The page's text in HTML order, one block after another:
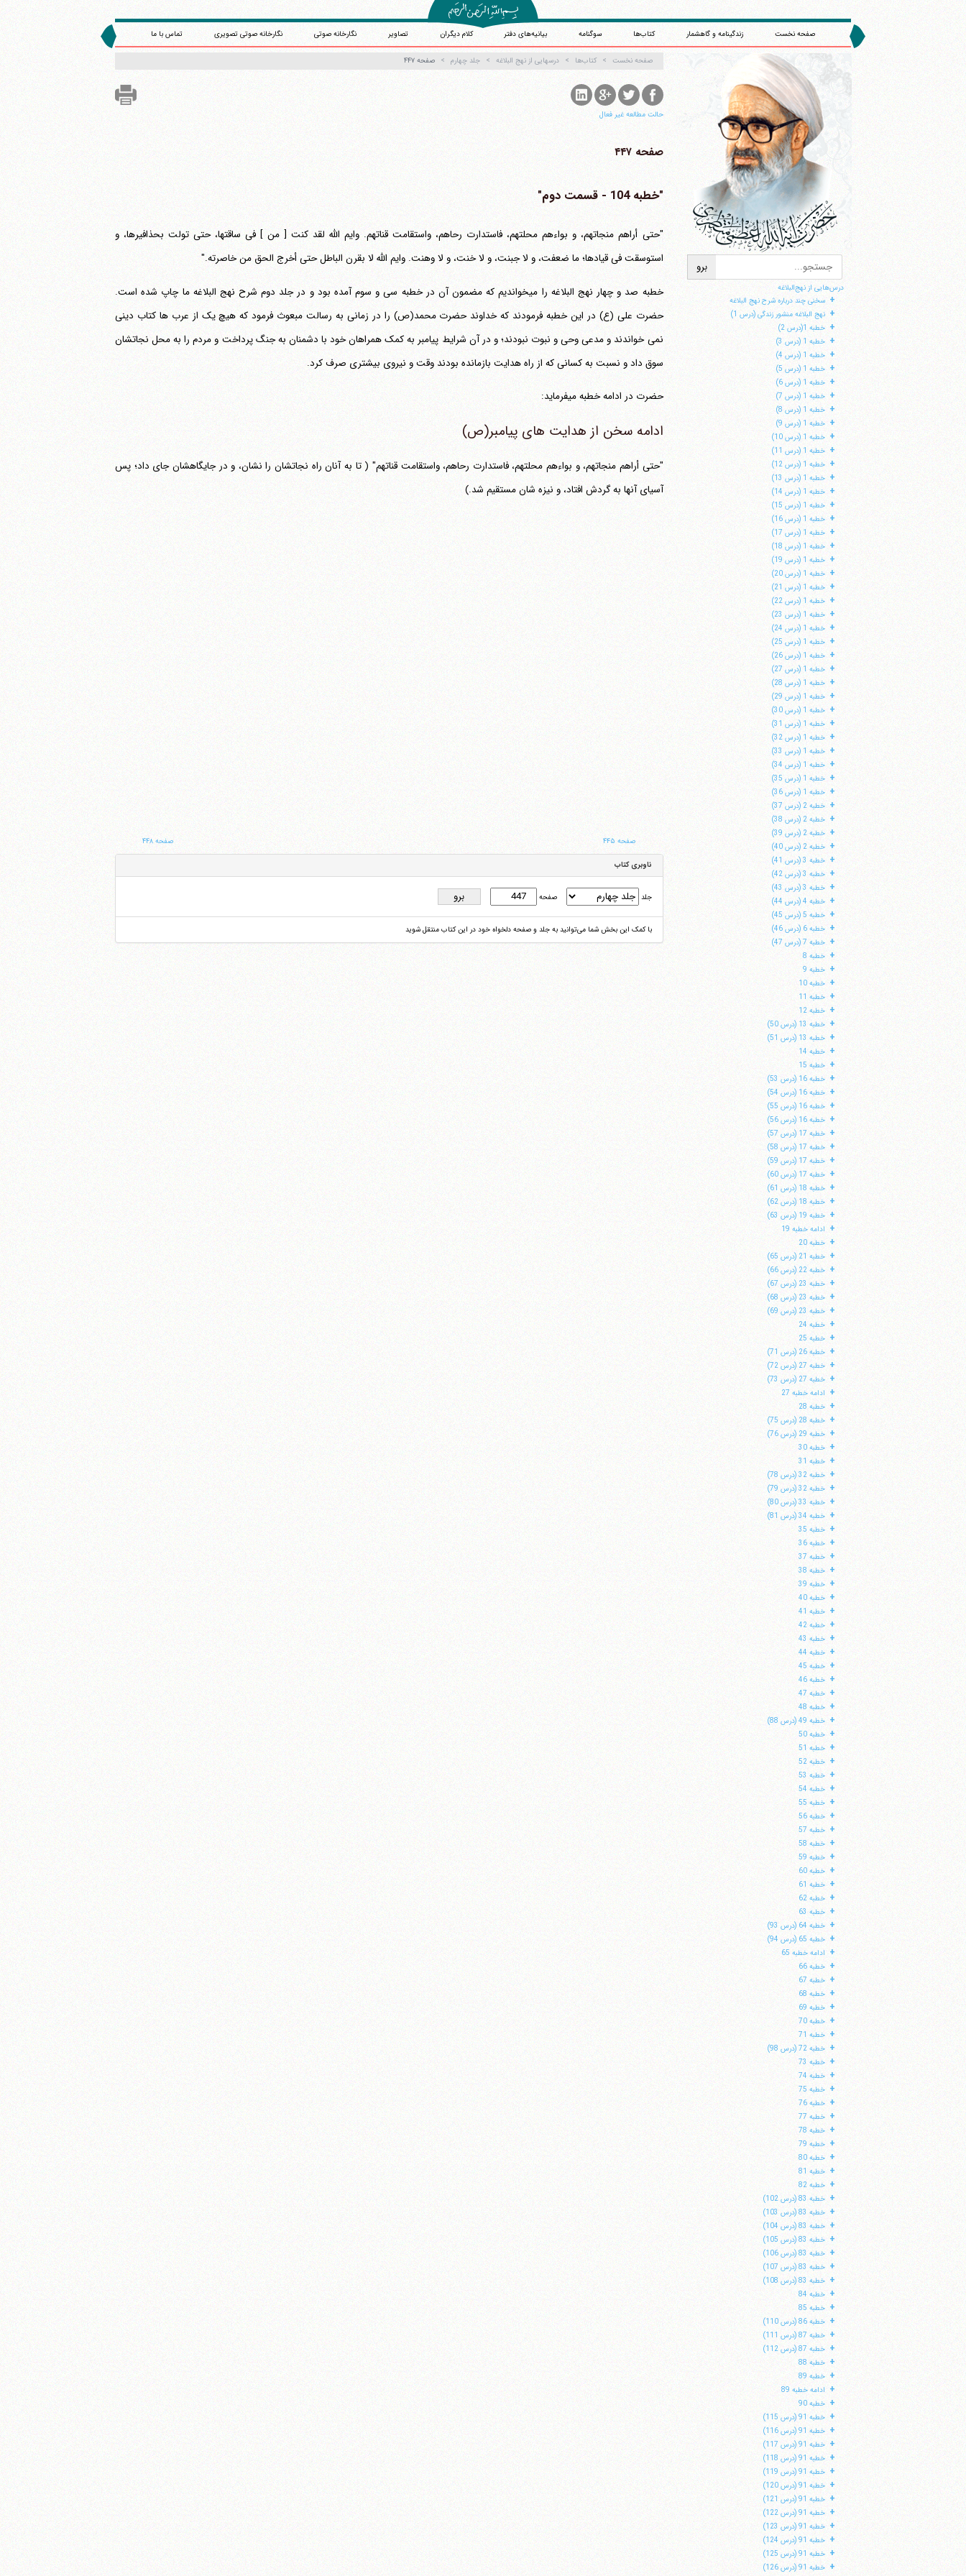
صفحه نخست زندگینامه و گاهشمار کتاب‌ها سوگنامه بیانیه‌های دفتر کلام دیگران تصاویر نگارخانه صوتی نگارخانه صوتی تصویری تماس با ما
درس‌هایی از نهج‌البلاغه
+ سخنی چند درباره شرح نهج البلاغه
+ نهج البلاغه منشور زندگی (درس 1)
+ خطبه 1(درس 2)
+ خطبه 1 (درس 3)
+ خطبه 1 (درس 4)
+ خطبه 1 (درس 5)
+ خطبه 1 (درس 6)
+ خطبه 1 (درس 7)
+ خطبه 1 (درس 8)
+ خطبه 1 (درس 9)
+ خطبه 1 (درس 10)
+ خطبه 1 (درس 11)
+ خطبه 1 (درس 12)
+ خطبه 1 (درس 13)
+ خطبه 1 (درس 14)
+ خطبه 1 (درس 15)
+ خطبه 1 (درس 16)
+ خطبه 1 (درس 17)
+ خطبه 1 (درس 18)
+ خطبه 1 (درس 19)
+ خطبه 1 (درس 20)
+ خطبه 1 (درس 21)
+ خطبه 1 (درس 22)
+ خطبه 1 (درس 23)
+ خطبه 1 (درس 24)
+ خطبه 1 (درس 25)
+ خطبه 1 (درس 26)
+ خطبه 1 (درس 27)
+ خطبه 1 (درس 28)
+ خطبه 1 (درس 29)
+ خطبه 1 (درس 30)
+ خطبه 1 (درس 31)
+ خطبه 1 (درس 32)
+ خطبه 1 (درس 33)
+ خطبه 1 (درس 34)
+ خطبه 1 (درس 35)
+ خطبه 1 (درس 36)
+ خطبه 2 (درس 37)
+ خطبه 2 (درس 38)
+ خطبه 2 (درس 39)
+ خطبه 2 (درس 40)
+ خطبه 3 (درس 41)
+ خطبه 3 (درس 42)
+ خطبه 3 (درس 43)
+ خطبه 4 (درس 44)
+ خطبه 5 (درس 45)
+ خطبه 6 (درس 46)
+ خطبه 7 (درس 47)
+ خطبه 8
+ خطبه 9
+ خطبه 10
+ خطبه 11
+ خطبه 12
+ خطبه 13 (درس 50)
+ خطبه 13 (درس 51)
+ خطبه 14
+ خطبه 15
+ خطبه 16 (درس 53)
+ خطبه 16 (درس 54)
+ خطبه 16 (درس 55)
+ خطبه 16 (درس 56)
+ خطبه 17 (درس 57)
+ خطبه 17 (درس 58)
+ خطبه 17 (درس 59)
+ خطبه 17 (درس 60)
+ خطبه 18 (درس 61)
+ خطبه 18 (درس 62)
+ خطبه 19 (درس 63)
+ ادامه خطبه 19
+ خطبه 20
+ خطبه 21 (درس 65)
+ خطبه 22 (درس 66)
+ خطبه 23 (درس 67)
+ خطبه 23 (درس 68)
+ خطبه 23 (درس 69)
+ خطبه 24
+ خطبه 25
+ خطبه 26 (درس 71)
+ خطبه 27 (درس 72)
+ خطبه 27 (درس 73)
+ ادامه خطبه 27
+ خطبه 28
+ خطبه 28 (درس 75)
+ خطبه 29 (درس 76)
+ خطبه 30
+ خطبه 31
+ خطبه 32 (درس 78)
+ خطبه 32 (درس 79)
+ خطبه 33 (درس 80)
+ خطبه 34 (درس 81)
+ خطبه 35
+ خطبه 36
+ خطبه 37
+ خطبه 38
+ خطبه 39
+ خطبه 40
+ خطبه 41
+ خطبه 42
+ خطبه 43
+ خطبه 44
+ خطبه 45
+ خطبه 46
+ خطبه 47
+ خطبه 48
+ خطبه 49 (درس 88)
+ خطبه 50
+ خطبه 51
+ خطبه 52
+ خطبه 53
+ خطبه 54
+ خطبه 55
+ خطبه 56
+ خطبه 57
+ خطبه 58
+ خطبه 59
+ خطبه 60
+ خطبه 61
+ خطبه 62
+ خطبه 63
+ خطبه 64 (درس 93)
+ خطبه 65 (درس 94)
+ ادامه خطبه 65
+ خطبه 66
+ خطبه 67
+ خطبه 68
+ خطبه 69
+ خطبه 70
+ خطبه 71
+ خطبه 72 (درس 98)
+ خطبه 73
+ خطبه 74
+ خطبه 75
+ خطبه 76
+ خطبه 77
+ خطبه 78
+ خطبه 79
+ خطبه 80
+ خطبه 81
+ خطبه 82
+ خطبه 83 (درس 102)
+ خطبه 83 (درس 103)
+ خطبه 83 (درس 104)
+ خطبه 83 (درس 105)
+ خطبه 83 (درس 106)
+ خطبه 83 (درس 107)
+ خطبه 83 (درس 108)
+ خطبه 84
+ خطبه 85
+ خطبه 86 (درس 110)
+ خطبه 87 (درس 111)
+ خطبه 87 (درس 112)
+ خطبه 88
+ خطبه 89
+ ادامه خطبه 89
+ خطبه 90
+ خطبه 91 (درس 115)
+ خطبه 91 (درس 116)
+ خطبه 91 (درس 117)
+ خطبه 91 (درس 118)
+ خطبه 91 (درس 119)
+ خطبه 91 (درس 120)
+ خطبه 91 (درس 121)
+ خطبه 91 (درس 122)
+ خطبه 91 (درس 123)
+ خطبه 91 (درس 124)
+ خطبه 91 (درس 125)
+ خطبه 91 (درس 126)
صفحه نخست کتاب‌ها درسهایی از نهج البلاغه جلد چهارم صفحه ۴۴۷
حالت مطالعه غیر فعال
صفحه ۴۴۷
"خطبه 104 - قسمت دوم"
"حتی أراهم منجاتهم، و بواءهم محلتهم، فاستدارت رحاهم، واستقامت قناتهم. وایم الله لقد کنت [ من ] فی ساقتها، حتی تولت بحذافیرها، و
استوسقت فی قیادها؛ ما ضعفت، و لا جبنت، و لا خنت، و لا وهنت. وایم الله لا بقرن الباطل حتی أخرج الحق من خاصرته."
خطبه صد و چهار نهج البلاغه را می‎خواندیم که مضمون آن در خطبه سی و سوم آمده بود و در جلد دوم شرح نهج البلاغه ما چاپ شده است.
حضرت علی (ع) در این خطبه فرمودند که خداوند حضرت محمد(ص) را در زمانی به رسالت مبعوث فرمود که هیچ یک از عرب ها کتاب دینی
نمی خواندند و مدعی وحی و نبوت نبودند؛ و در آن شرایط پیامبر به کمک همراهان خود با دشمنان به جنگ پرداخت و مردم را به محل نجاتشان
سوق داد و نسبت به کسانی که از راه هدایت بازمانده بودند وقت و نیروی بیشتری صرف کرد.
حضرت در ادامه خطبه می‎فرماید:
ادامه سخن از هدایت های پیامبر(ص)
"حتی أراهم منجاتهم، و بواءهم محلتهم، فاستدارت رحاهم، واستقامت قناتهم" ( تا به آنان راه نجاتشان را نشان، و در جایگاهشان جای داد؛ پس
آسیای آنها به گردش افتاد، و نیزه شان مستقیم شد.)
صفحه ۴۴۵ صفحه ۴۴۸
ناوبری کتاب
جلد صفحه
با کمک این بخش شما می‌توانید به جلد و صفحه دلخواه خود در این کتاب منتقل شوید